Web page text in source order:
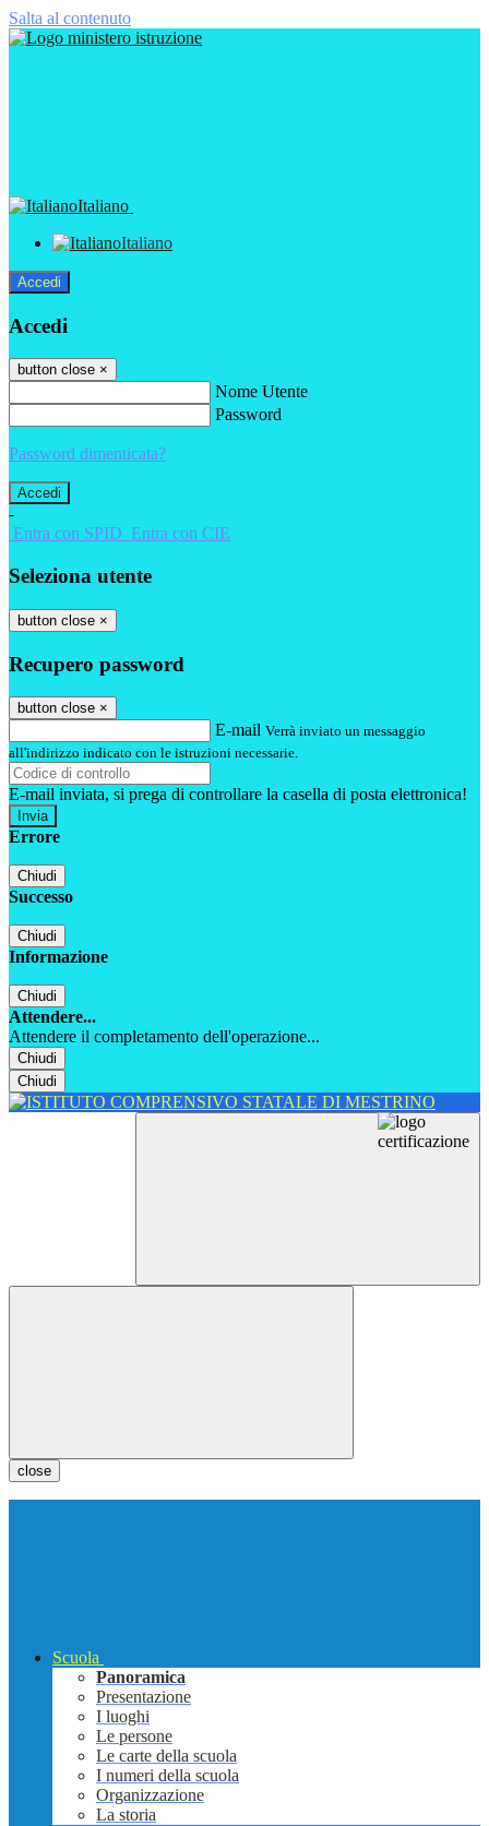
Salta al contenuto
Italiano
Italiano
Accedi
Accedi
button close ×
Nome Utente
Password
Password dimenticata?
-
Entra con SPID Entra con CIE
Seleziona utente
button close ×
Recupero password
button close ×
E-mail Verrà inviato un messaggio
all'indirizzo indicato con le istruzioni necessarie.
E-mail inviata, si prega di controllare la casella di posta elettronica!
Errore
Chiudi
Successo
Chiudi
Informazione
Chiudi
Attendere...
Attendere il completamento dell'operazione...
Chiudi
Chiudi
close
Scuola
Panoramica
Presentazione
I luoghi
Le persone
Le carte della scuola
I numeri della scuola
Organizzazione
La storia